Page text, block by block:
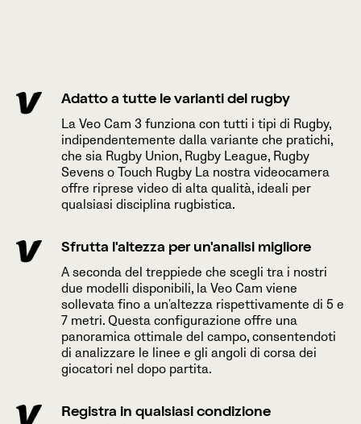
Adatto a tutte le varianti del rugby
La Veo Cam 3 funziona con tutti i tipi di Rugby,
indipendentemente dalla variante che pratichi,
che sia Rugby Union, Rugby League, Rugby
Sevens o Touch Rugby La nostra videocamera
offre riprese video di alta qualità, ideali per
qualsiasi disciplina rugbistica.
Sfrutta l'altezza per un'analisi migliore
A seconda del treppiede che scegli tra i nostri
due modelli disponibili, la Veo Cam viene
sollevata fino a un'altezza rispettivamente di 5 e
7 metri. Questa configurazione offre una
panoramica ottimale del campo, consentendoti
di analizzare le linee e gli angoli di corsa dei
giocatori nel dopo partita.
Registra in qualsiasi condizione